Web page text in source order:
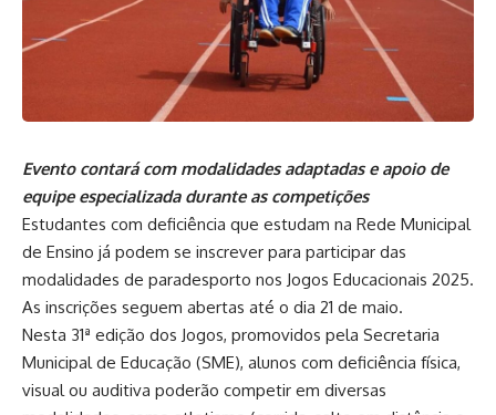
Evento contará com modalidades adaptadas e apoio de
equipe especializada durante as competições
Estudantes com deficiência que estudam na Rede Municipal
de Ensino já podem se inscrever para participar das
modalidades de paradesporto nos Jogos Educacionais 2025.
As inscrições seguem abertas até o dia 21 de maio.
Nesta 31ª edição dos Jogos, promovidos pela Secretaria
Municipal de Educação (SME), alunos com deficiência física,
visual ou auditiva poderão competir em diversas